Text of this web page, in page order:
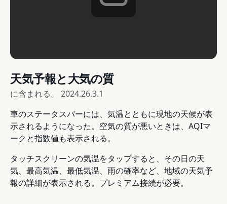
天気予報と大気の質
に含まれる。 2024.26.3.1
車のステータスバーには、気温とともに現地の天候が表
示されるようになった。空気の質が悪いときは、AQIマ
ークと指数値も表示される。
タッチスクリーンの気温をタップすると、その日の天
気、最高気温、最低気温、雨の確率など、地域の天気予
報の詳細が表示される。プレミアム接続が必要。